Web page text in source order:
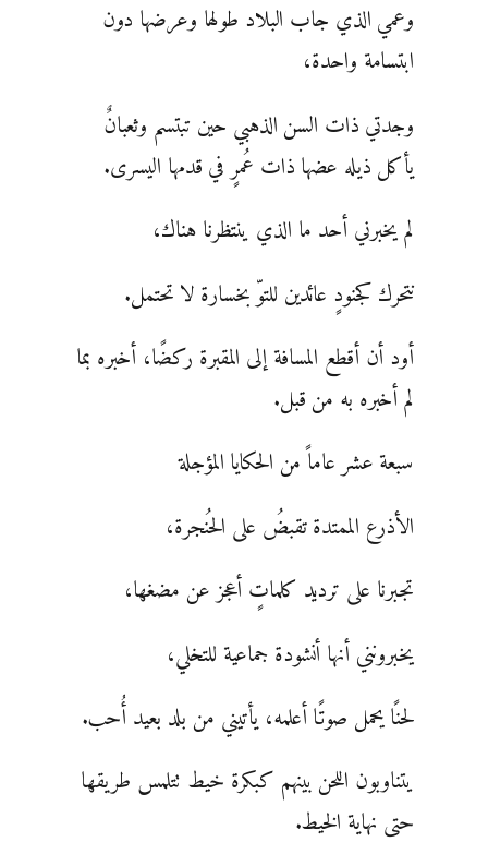
وعمي الذي جاب البلاد طولها وعرضها دون
ابتسامة واحدة،
وجدتي ذات السن الذهبي حين تبتسم وثعبانٌ
يأكل ذيله عضها ذات عُمرٍ في قدمها اليسرى.
لم يخبرني أحد ما الذي ينتظرنا هناك،
نتحرك كجنودٍ عائدين للتوّ بخسارة لا تحتمل.
أود أن أقطع المسافة إلى المقبرة ركضًا، أخبره بما
لم أخبره به من قبل.
سبعة عشر عاماً من الحكايا المؤجلة
الأذرع الممتدة تقبضُ على الحُنجرة،
تجبرنا على ترديد كلماتٍ أعجز عن مضغها،
يخبرونني أنها أنشودة جماعية للتخلي،
لحنًا يحمل صوتًا أعلمه، يأتيني من بلد بعيد أُحب.
يتناوبون اللحن بينهم كبكرة خيط تتلمس طريقها
حتى نهاية الخيط.